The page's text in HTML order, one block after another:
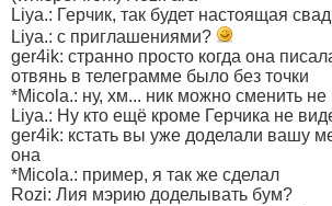
Liya.: Герчик, так будет настоящая
Liya.: с приглашениями?
ger4ik: странно просто когда она
отвянь в телеграмме было без точки
*Micola.: ну, хм... ник можно сменить
Liya.: Ну кто ещё кроме Герчика не
ger4ik: кстать вы уже доделали вашу
она
*Micola.: пример, я так же сделал
Rozi: Лия мэрию доделывать бум?